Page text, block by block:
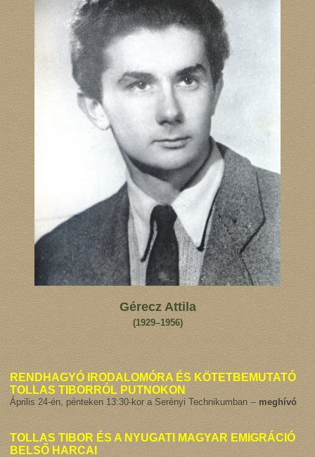
Gérecz Attila
(1929–1956)
RENDHAGYÓ IRODALOMÓRA ÉS KÖTETBEMUTATÓ
TOLLAS TIBORRÓL PUTNOKON
Április 24-én, pénteken 13:30-kor a Serényi Technikumban -- meghívó
TOLLAS TIBOR ÉS A NYUGATI MAGYAR EMIGRÁCIÓ
BELSŐ HARCAI